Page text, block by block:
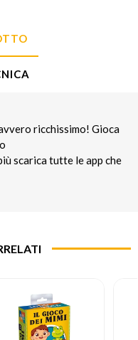
ricchissimo! Gioca
scarica tutte le app che